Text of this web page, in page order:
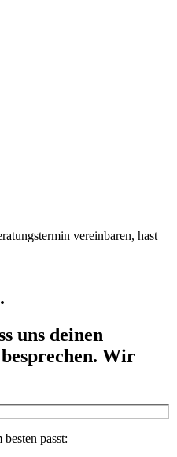
vereinbaren, hast
uns deinen
Wir
passt: